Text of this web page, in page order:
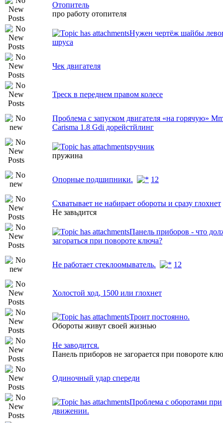
Отопитель
про работу отопителя
Нужен чертёж шайбы
шруса
Чек двигателя
Треск в переднем правом колесе
Проблема с запуском двигателя «на горячую»
Carisma 1.8 Gdi дорейстйлинг
ручник
пружина
Опорные подшипники. 1 2
Схватывает не набирает обороты и сразу глохнет
Не завьдится
Панель приборов - что
загораться при повороте ключа?
Не работает стеклоомыватель. 1 2
Холостой ход, 1500 или глохнет
Троит постоянно.
Обороты живут своей жизнью
Не заводится.
Панель приборов не загорается при повороте
Одиночный удар спереди
Проблема с оборотами при
движении.